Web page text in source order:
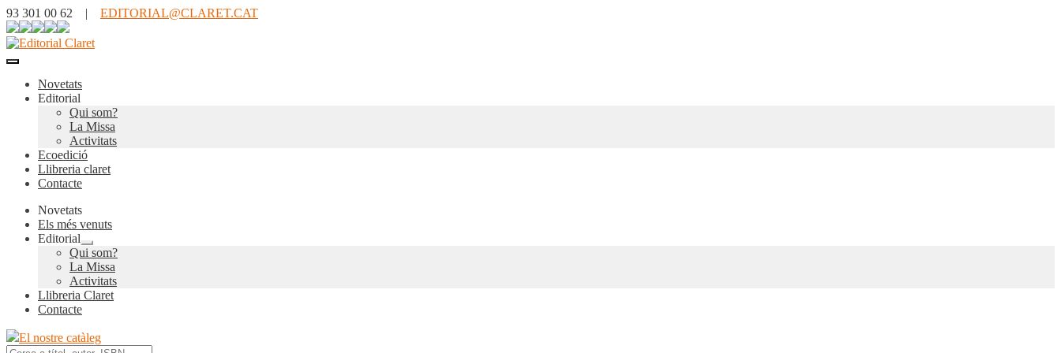
93 301 00 62 | EDITORIAL@CLARET.CAT
Novetats
Editorial
Qui som?
La Missa
Activitats
Ecoedició
Llibreria claret
Contacte
Novetats
Els més venuts
Editorial
Expandeix
el
menú
secundari
Qui som?
La Missa
Activitats
Llibreria Claret
Contacte
El nostre catàleg